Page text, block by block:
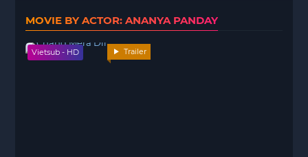
MOVIE BY ACTOR: ANANYA PANDAY
Vietsub - HD Trailer